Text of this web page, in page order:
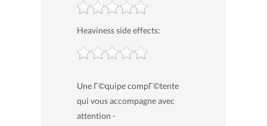
Heaviness side effects:
Une Г©quipe compГ©tente
qui vous accompagne avec
attention -